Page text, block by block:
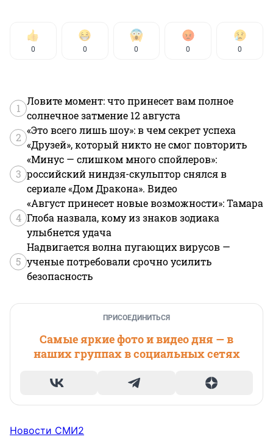
0 0 0 0 0
1
Ловите момент: что принесет вам полное
солнечное затмение 12 августа
2
«Это всего лишь шоу»: в чем секрет успеха
«Друзей», который никто не смог повторить
3
«Минус — слишком много спойлеров»:
российский ниндзя-скульптор снялся в
сериале «Дом Дракона». Видео
4
«Август принесет новые возможности»: Тамара
Глоба назвала, кому из знаков зодиака
улыбнется удача
5
Надвигается волна пугающих вирусов —
ученые потребовали срочно усилить
безопасность
ПРИСОЕДИНИТЬСЯ
Самые яркие фото и видео дня — в
наших группах в социальных сетях
Новости СМИ2